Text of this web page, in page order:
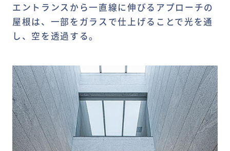
エントランスから一直線に伸びるアプローチの
屋根は、一部をガラスで仕上げることで光を通
し、空を透過する。